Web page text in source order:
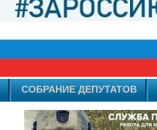
СОБРАНИЕ ДЕПУТАТОВ